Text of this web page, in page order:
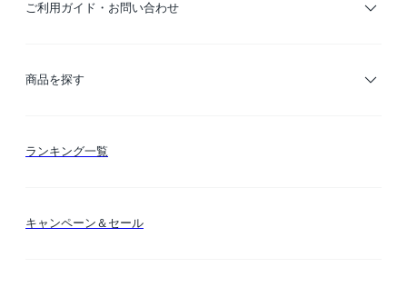
ご利用ガイド・お問い合わせ
ご利用ガイド
商品を探す
カテゴリー検索
ランキング一覧
キャンペーン＆セール